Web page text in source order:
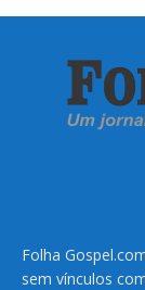
Folha
sem vínculos